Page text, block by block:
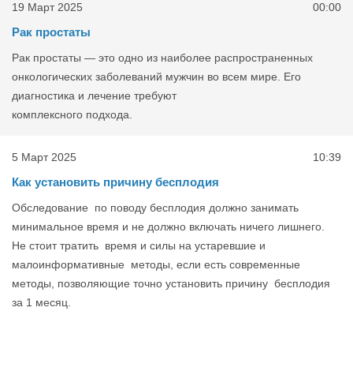
19 Март 2025 00:00
Рак простаты
Рак простаты — это одно из наиболее распространенных
онкологических заболеваний мужчин во всем мире. Его
диагностика и лечение требуют
комплексного подхода.
5 Март 2025 10:39
Как установить причину бесплодия
Обследование по поводу бесплодия должно занимать
минимальное время и не должно включать ничего лишнего.
Не стоит тратить время и силы на устаревшие и
малоинформативные методы, если есть современные
методы, позволяющие точно установить причину бесплодия
за 1 месяц.